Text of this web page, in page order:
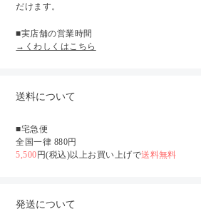
だけます。
■実店舗の営業時間
→くわしくはこちら
送料について
■宅急便
全国一律 880円
5,500円(税込)以上お買い上げで送料無料
発送について